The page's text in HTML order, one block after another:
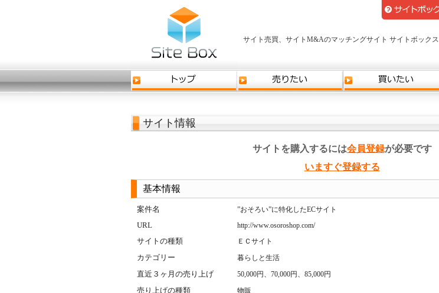
サイト売買、サイトM&Aのマッチングサイト サイトボックス
サイト情報
サイトを購入するには会員登録が必要です
いますぐ登録する
基本情報
案件名 ”おそろい”に特化したECサイト
URL http://www.osoroshop.com/
サイトの種類 ＥＣサイト
カテゴリー 暮らしと生活
直近３ヶ月の売り上げ 50,000円、70,000円、85,000円
売り上げの種類 物販